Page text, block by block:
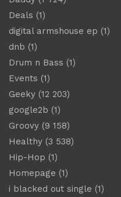
Deals (1)
digital armshouse ep (1)
dnb (1)
Drum n Bass (1)
Events (1)
Geeky (12 203)
google2b (1)
Groovy (9 158)
Healthy (3 538)
Hip-Hop (1)
Homepage (1)
i blacked out single (1)